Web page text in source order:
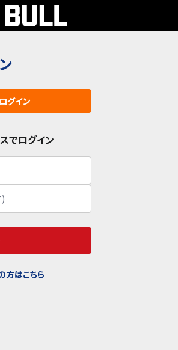
グイン
でログイン
方はこちら